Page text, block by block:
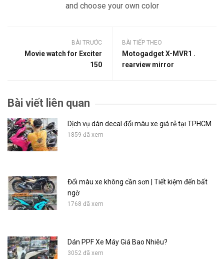
and choose your own color
BÀI TRƯỚC
Movie watch for Exciter
150
BÀI TIẾP THEO
Motogadget X-MVR1 .
rearview mirror
Bài viết liên quan
Dịch vụ dán decal đổi màu xe giá rẻ tại TPHCM
1859 đã xem
Đổi màu xe không cần sơn | Tiết kiệm đến bất
ngờ
1768 đã xem
Dán PPF Xe Máy Giá Bao Nhiêu?
3052 đã xem